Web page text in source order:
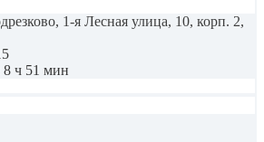
1-я Лесная улица, 10, корп. 2,
8 ч 51 мин